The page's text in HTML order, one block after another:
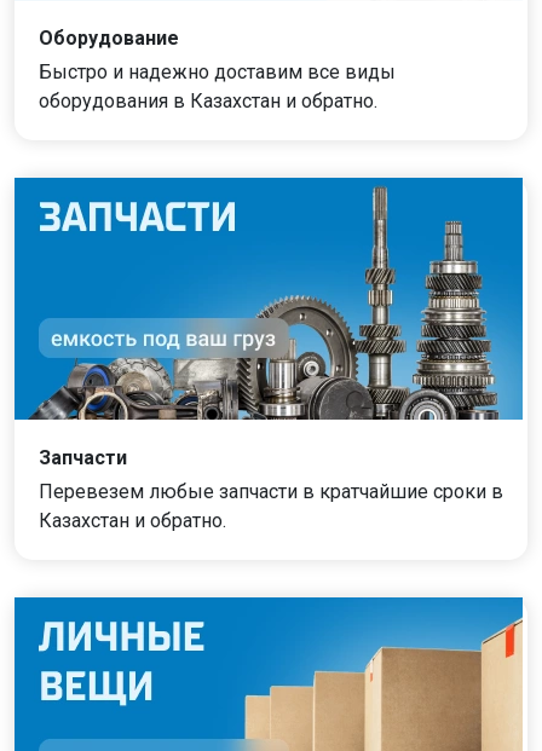
Оборудование
Быстро и надежно доставим все виды
оборудования в Казахстан и обратно.
Запчасти
Перевезем любые запчасти в кратчайшие сроки в
Казахстан и обратно.